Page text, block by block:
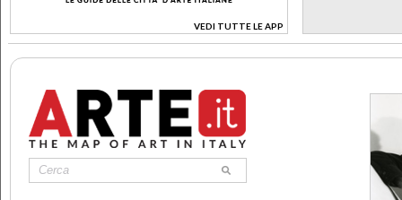
VEDI TUTTE LE APP
>